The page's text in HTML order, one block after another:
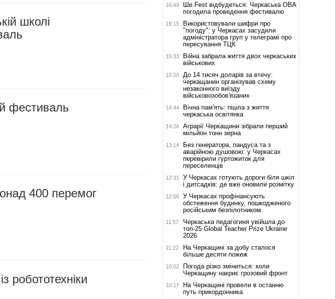
школі
фестиваль
400 перемог
робототехніки
16:49
Ше.Fest відбудеться: Черкаська ОВА
погодила проведення фестивалю
16:15
Використовували шифри про
"погоду": у Черкасах засудили
адміністратора груп у телеграмі про
пересування ТЦК
15:33
Війна забрала життя двох черкаських
військових
15:20
До 14 тисяч доларів за втечу:
черкащанин організував схему
незаконного виїзду
військовозобов'язаних
14:44
Вічна пам'ять: пішла з життя
черкаська освітянка
14:26
Аграрії Черкащини зібрали перший
мільйон тонн зерна
13:14
Без генератора, пандуса та з
аварійною душовою: у Черкасах
перевірили гуртожиток для
переселенців
12:31
У Черкасах готують дороги біля шкіл
і дитсадків: де вже оновили розмітку
12:08
У Черкасах профінансують
обстеження будинку, пошкодженого
російським безпілотником
11:57
Черкаська педагогиня увійшла до
топ-25 Global Teacher Prize Ukraine
2026
11:22
На Черкащині за добу сталося
більше десяти пожеж
10:52
Погода різко зміниться: коли
Черкащину накриє грозовий фронт
10:17
На Черкащині провели в останню
путь прикордонника